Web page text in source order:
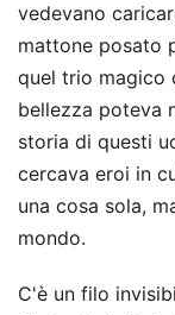
vedevano
mattone posato
quel trio magico
bellezza poteva
storia di questi
cercava eroi in
una cosa sola,
mondo.
C'è un filo